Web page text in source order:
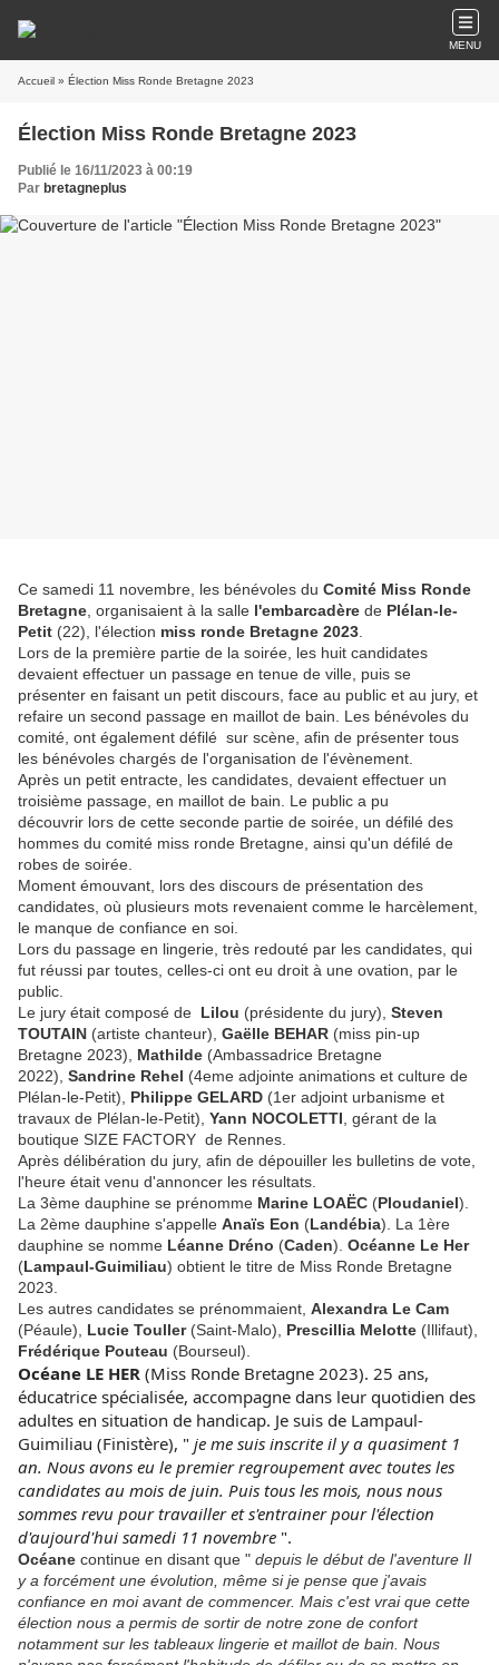
MENU
Accueil » Élection Miss Ronde Bretagne 2023
Élection Miss Ronde Bretagne 2023
Publié le 16/11/2023 à 00:19
Par bretagneplus
Ce samedi 11 novembre, les bénévoles du Comité Miss Ronde
Bretagne , organisaient à la salle l'embarcadère de Plélan-le-
Petit (22), l'élection miss ronde Bretagne 2023
Lors de la première partie de la soirée, les huit candidates
devaient effectuer un passage en tenue de ville, puis se
présenter en faisant un petit discours, face au public et au jury, et
refaire un second passage en maillot de bain. Les bénévoles du
comité, ont également défilé sur scène, afin de présenter tous
les bénévoles chargés de l'organisation de l'évènement.
Après un petit entracte, les candidates, devaient effectuer un
troisième passage, en maillot de bain. Le public a pu
découvrir lors de cette seconde partie de soirée, un défilé des
hommes du comité miss ronde Bretagne, ainsi qu'un défilé de
robes de soirée.
Moment émouvant, lors des discours de présentation des
candidates, où plusieurs mots revenaient comme le harcèlement,
le manque de confiance en soi.
Lors du passage en lingerie, très redouté par les candidates, qui
fut réussi par toutes, celles-ci ont eu droit à une ovation, par le
public.
Le jury était composé de Lilou (présidente du jury), Steven
TOUTAIN (artiste chanteur), Gaëlle BEHAR (miss pin-up
Bretagne 2023), Mathilde (Ambassadrice Bretagne
2022), Sandrine Rehel (4eme adjointe animations et culture de
Plélan-le-Petit), Philippe GELARD (1er adjoint urbanisme et
travaux de Plélan-le-Petit), Yann NOCOLETTI , gérant de la
boutique SIZE FACTORY de Rennes.
Après délibération du jury, afin de dépouiller les bulletins de vote,
l'heure était venu d'annoncer les résultats.
La 3ème dauphine se prénomme Marine LOAËC (Ploudaniel).
La 2ème dauphine s'appelle Anaïs Eon (Landébia). La 1ère
dauphine se nomme Léanne Dréno (Caden). Océanne Le Her
(Lampaul-Guimiliau) obtient le titre de Miss Ronde Bretagne
2023.
Les autres candidates se prénommaient, Alexandra Le Cam
(Péaule), Lucie Touller(Saint-Malo), Prescillia Melotte (Illifaut),
Frédérique Pouteau (Bourseul).
Océane LE HER (Miss Ronde Bretagne 2023). 25 ans,
éducatrice spécialisée, accompagne dans leur quotidien des
adultes en situation de handicap. Je suis de Lampaul-
Guimiliau (Finistère), " je me suis inscrite il y a quasiment 1
an. Nous avons eu le premier regroupement avec toutes les
candidates au mois de juin. Puis tous les mois, nous nous
sommes revu pour travailler et s'entrainer pour l'élection
d'aujourd'hui samedi 11 novembre ".
Océane continue en disant que " depuis le début de l'aventure Il
y a forcément une évolution, même si je pense que j'avais
confiance en moi avant de commencer. Mais c'est vrai que cette
élection nous a permis de sortir de notre zone de confort
notamment sur les tableaux lingerie et maillot de bain. Nous